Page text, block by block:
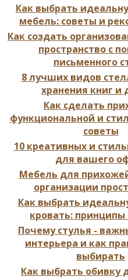
Как выбрать
мебель: советы и
Как создать
пространство с
письменного
8 лучших видов
хранения книг и
Как сделать
функциональной и
советы
10 креативных и
для вашего
Мебель для
организации
Как выбрать
кровать: принципы
Почему стулья -
интерьера и как
выбирать
Как выбрать обивку